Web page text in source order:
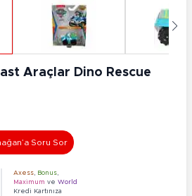
Araçlar Dino Rescue
Soru Sor
Axess Bonus
Maximum ve World
Kredi Kartınıza